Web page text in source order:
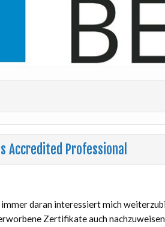
Accredited Professional
immer daran interessiert mich
Zertifikate auch